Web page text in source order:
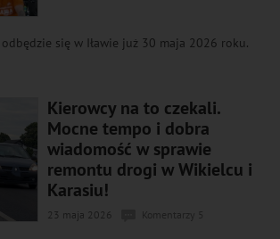
się w Iławie już 30 maja 2026 roku.
Kierowcy na to czekali.
Mocne tempo i dobra
wiadomość w sprawie
remontu drogi w Wikielcu i
Karasiu!
23 maja 2026